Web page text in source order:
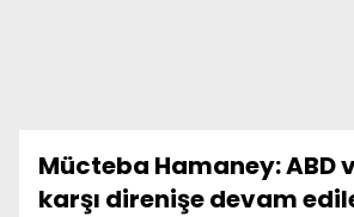
Mücteba Hamaney: ABD
karşı direnişe devam